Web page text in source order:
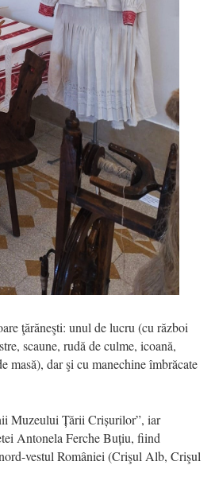
ţărăneşti: unul de lucru (cu război
scaune, rudă de culme, icoană,
masă), dar şi cu manechine îmbrăcate
Muzeului Țării Crișurilor”, iar
Antonela Ferche Buțiu, fiind
vestul României (Crişul Alb, Crişul